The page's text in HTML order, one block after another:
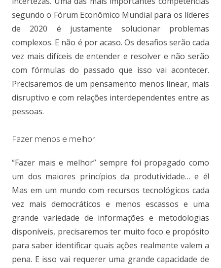
segundo o Fórum Econômico Mundial para os líderes
de 2020 é justamente solucionar problemas
complexos. E não é por acaso. Os desafios serão cada
vez mais difíceis de entender e resolver e não serão
com fórmulas do passado que isso vai acontecer.
Precisaremos de um pensamento menos linear, mais
disruptivo e com relações interdependentes entre as
pessoas.
Fazer menos e melhor
“Fazer mais e melhor” sempre foi propagado como
um dos maiores princípios da produtividade… e é!
Mas em um mundo com recursos tecnológicos cada
vez mais democráticos e menos escassos e uma
grande variedade de informações e metodologias
disponíveis, precisaremos ter muito foco e propósito
para saber identificar quais ações realmente valem a
pena. E isso vai requerer uma grande capacidade de